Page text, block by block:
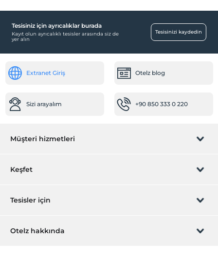
Tesisiniz için ayrıcalıklar burada
Kayıt olun ayrıcalıklı tesisler arasında siz de
yer alın
Tesisinizi kaydedin
Extranet Giriş Otelz blog
Sizi arayalım +90 850 333 0 220
Müşteri hizmetleri
Rezervasyon yönet
Keşfet
Hediye Kart
Tesisler için
Hemen tesisinizi ekleyin
Otelz hakkında